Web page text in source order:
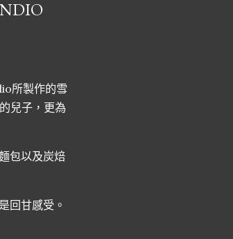
所製作的雪
兒子，更為
包以及炭焙
回甘感受。